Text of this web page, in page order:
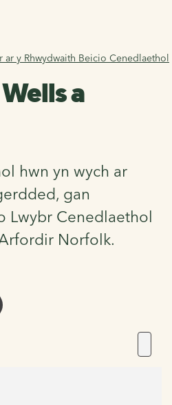
y Rhwydwaith Beicio Cenedlaethol
a
hwn yn wych ar
gan
Lwybr Cenedlaethol
Norfolk.